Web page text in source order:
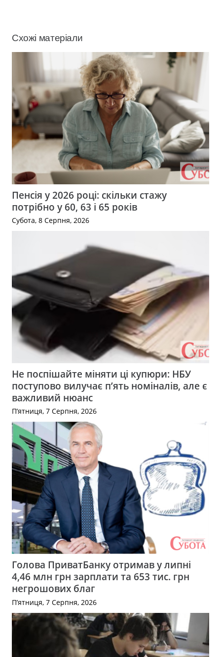
Схожі матеріали
Пенсія у 2026 році: скільки стажу
потрібно у 60, 63 і 65 років
Субота, 8 Серпня, 2026
Не поспішайте міняти ці купюри: НБУ
поступово вилучає п’ять номіналів, але є
важливий нюанс
П’ятниця, 7 Серпня, 2026
Голова ПриватБанку отримав у липні
4,46 млн грн зарплати та 653 тис. грн
негрошових благ
П’ятниця, 7 Серпня, 2026